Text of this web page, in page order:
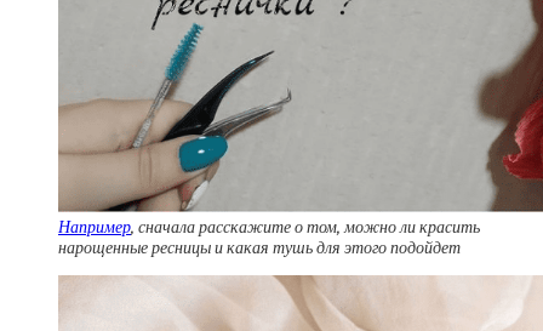
Например, сначала расскажите о том, можно ли красить
нарощенные ресницы и какая тушь для этого подойдет